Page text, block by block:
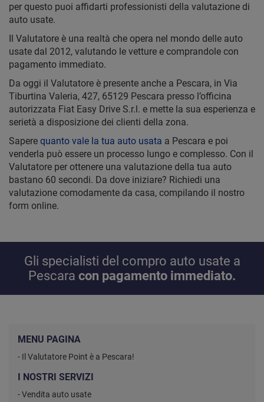
per questo puoi affidarti professionisti della valutazione di
auto usate.
Il Valutatore è una realtà che opera nel mondo delle auto
usate dal 2012, valutando le vetture e comprandole con
pagamento immediato.
Da oggi il Valutatore è presente anche a Pescara, in Via
Tiburtina Valeria, 427, 65129 Pescara presso l’officina
autorizzata Fiat Easy Drive S.r.l. e mette la sua esperienza e
serietà a disposizione dei clienti della zona.
Sapere quanto vale la tua auto usata a Pescara e poi
venderla può essere un processo lungo e complesso. Con il
Valutatore per ottenere una valutazione della tua auto
bastano 60 secondi. Da dove iniziare? Richiedi una
valutazione comodamente da casa, compilando il nostro
form online.
Gli specialisti del compro auto usate a
Pescara con pagamento immediato.
MENU PAGINA
- Il Valutatore Point è a Pescara!
I NOSTRI SERVIZI
- Vendita auto usate